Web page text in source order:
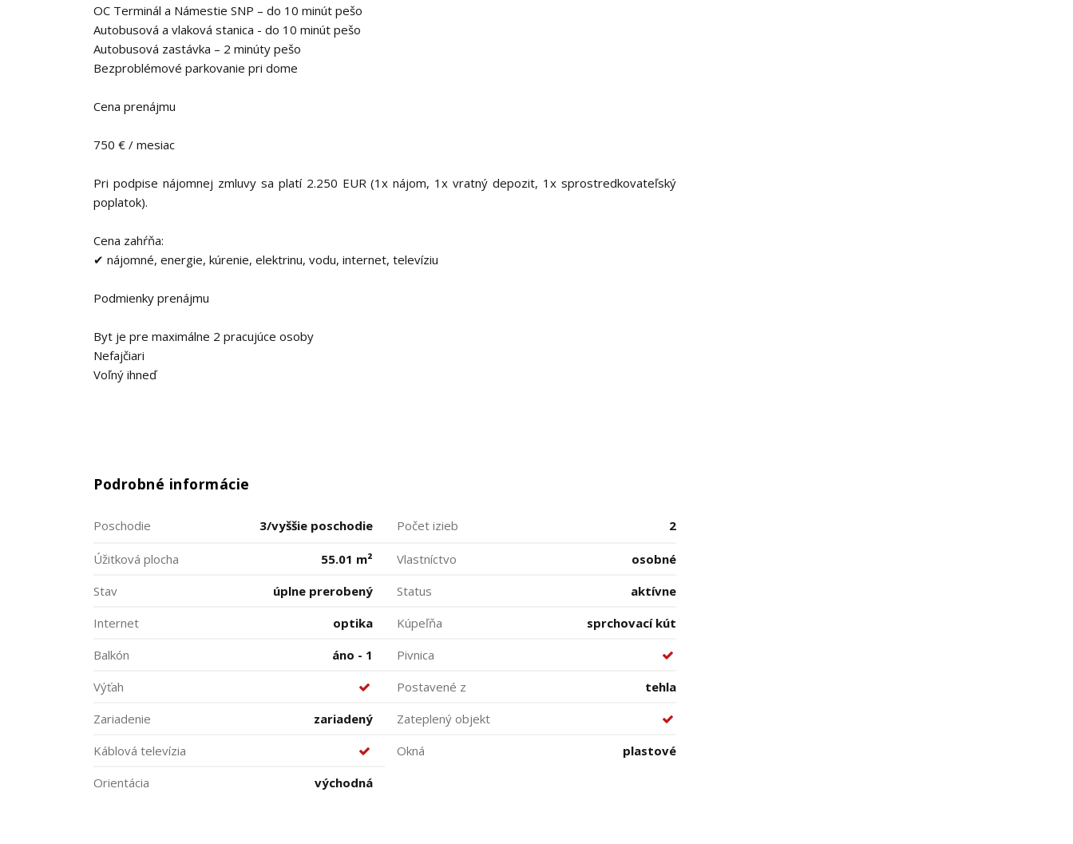
OC Terminál a Námestie SNP – do 10 minút pešo
Autobusová a vlaková stanica - do 10 minút pešo
Autobusová zastávka – 2 minúty pešo
Bezproblémové parkovanie pri dome
Cena prenájmu
750 € / mesiac
Pri podpise nájomnej zmluvy sa platí 2.250 EUR (1x nájom, 1x vratný depozit, 1x sprostredkovateľský
poplatok).
Cena zahŕňa:
✔ nájomné, energie, kúrenie, elektrinu, vodu, internet, televíziu
Podmienky prenájmu
Byt je pre maximálne 2 pracujúce osoby
Nefajčiari
Voľný ihneď
Podrobné informácie
Poschodie 3/vyššie poschodie Počet izieb 2
Úžitková plocha 55.01 m² Vlastníctvo
osobné
Stav
úplne prerobený Status
aktívne
Internet
optika Kúpeľňa
sprchovací kút
Balkón
áno - 1
Pivnica
Výťah
Postavené z
tehla
Zariadenie
zariadený
Zateplený objekt
Káblová televízia
Okná
plastové
Orientácia
východná